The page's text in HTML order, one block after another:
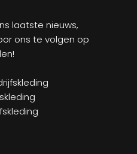
laatste nieuws,
ons te volgen op